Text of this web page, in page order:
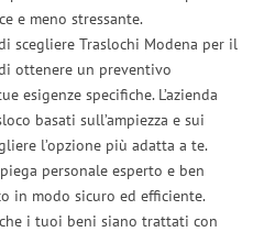
e meno stressante.
scegliere Traslochi Modena per il
ottenere un preventivo
esigenze specifiche. L’azienda
basati sull’ampiezza e sui
l’opzione più adatta a te.
personale esperto e ben
in modo sicuro ed efficiente.
i tuoi beni siano trattati con